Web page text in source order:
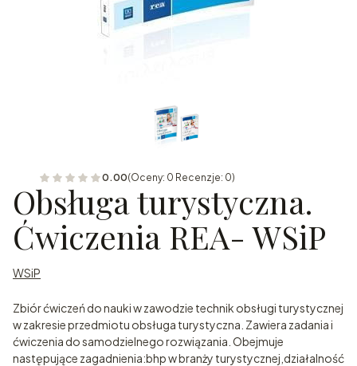
0.00(Oceny: 0 Recenzje: 0)
Obsługa turystyczna.
Ćwiczenia REA- WSiP
WSiP
Zbiór ćwiczeń do nauki w zawodzie technik obsługi turystycznej
w zakresie przedmiotu obsługa turystyczna. Zawiera zadania i
ćwiczenia do samodzielnego rozwiązania. Obejmuje
następujące zagadnienia:bhp w branży turystycznej,działalność